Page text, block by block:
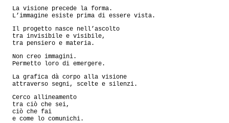
La visione precede la forma.
L’immagine esiste prima di essere vista.
Il progetto nasce nell’ascolto
tra invisibile e visibile,
tra pensiero e materia.
Non creo immagini.
Permetto loro di emergere.
La grafica dà corpo alla visione
attraverso segni, scelte e silenzi.
Cerco allineamento
tra ciò che sei,
ciò che fai
e come lo comunichi.